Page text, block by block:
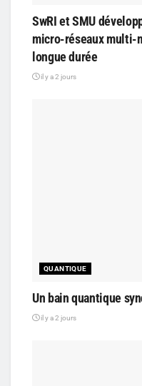
SwRI et SMU
micro-réseaux multi-
longue durée
il y a 2 jours
QUANTIQUE
Un bain quantique
il y a 2 jours